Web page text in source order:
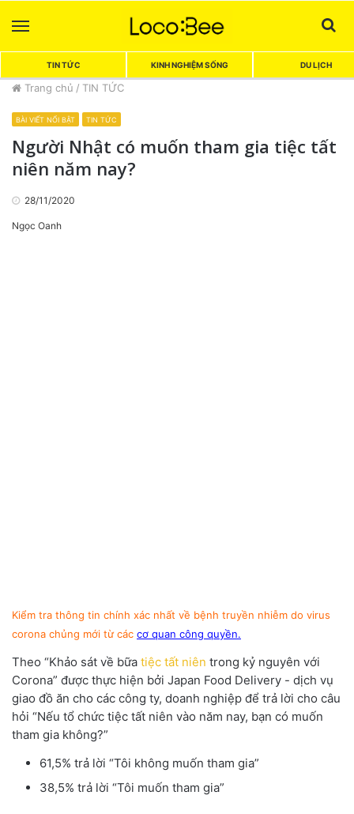
TIN TỨC KINH NGHIỆM SỐNG DU LỊCH
Trang chủ / TIN TỨC
BÀI VIẾT NỔI BẬT TIN TỨC
Người Nhật có muốn tham gia tiệc tất
niên năm nay?
28/11/2020
Ngọc Oanh
Kiểm tra thông tin chính xác nhất về bệnh truyền nhiễm do virus
corona chủng mới từ các cơ quan công quyền.
Theo “Khảo sát về bữa tiệc tất niên trong kỷ nguyên với
Corona” được thực hiện bởi Japan Food Delivery - dịch vụ
giao đồ ăn cho các công ty, doanh nghiệp để trả lời cho câu
hỏi “Nếu tổ chức tiệc tất niên vào năm nay, bạn có muốn
tham gia không?”
61,5% trả lời “Tôi không muốn tham gia”
38,5% trả lời “Tôi muốn tham gia”